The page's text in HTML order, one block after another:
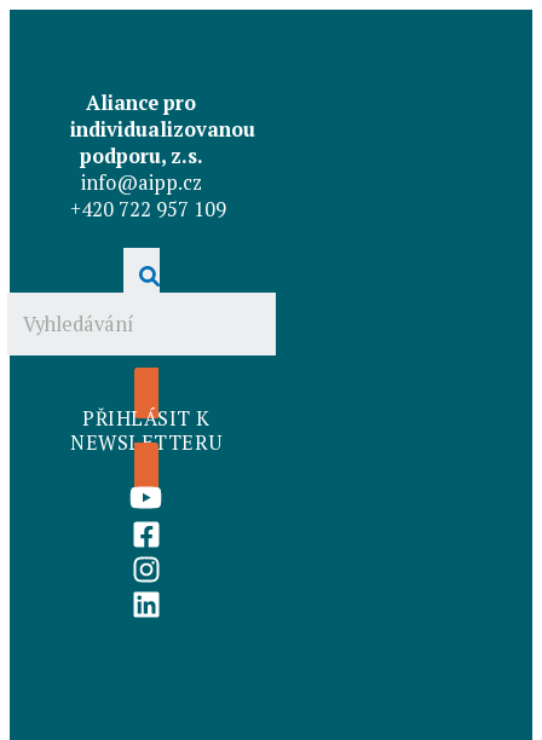
Aliance pro
individualizovanou
podporu, z.s.
info@aipp.cz
+420 722 957 109
PŘIHLÁSIT K
NEWSLETTERU